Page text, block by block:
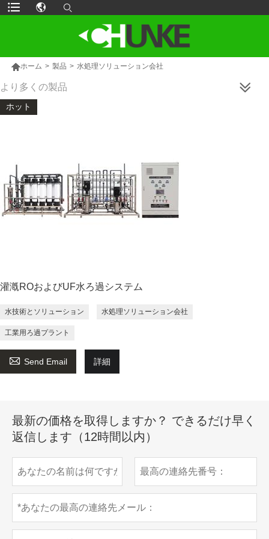
ホーム > 製品 > 水処理ソリューション会社
より多くの製品
ホット
灌漑ROおよびUF水ろ過システム
水技術とソリューション 水処理ソリューション会社
工業用ろ過プラント
 Send Email 詳細
最新の価格を取得しますか？ できるだけ早く
返信します（12時間以内）